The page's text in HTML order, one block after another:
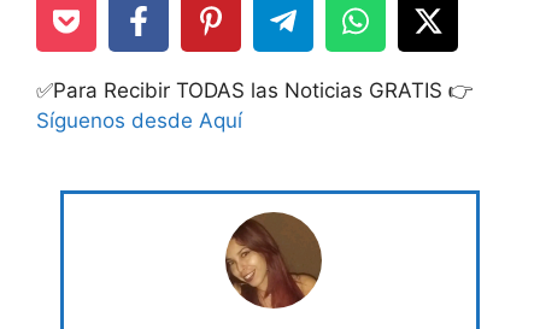
✅Para Recibir TODAS las Noticias GRATIS 👉
Síguenos desde Aquí